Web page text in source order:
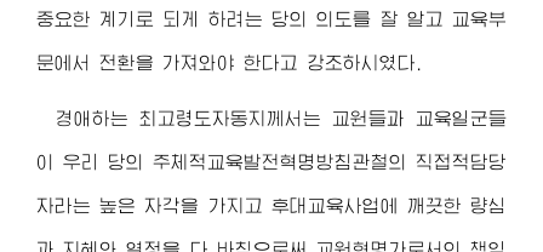
중요한 계기로 되게 하려는 당의 의도를 잘 알고 교육부
문에서 전환을 가져와야 한다고 강조하시였다.
경애하는 최고령도자동지 께서는 교원들과 교육일군들
이 우리 당의 주체적교육발전혁명방침관철의 직접적담당
자라는 높은 자각을 가지고 후대교육사업에 깨끗한 량심